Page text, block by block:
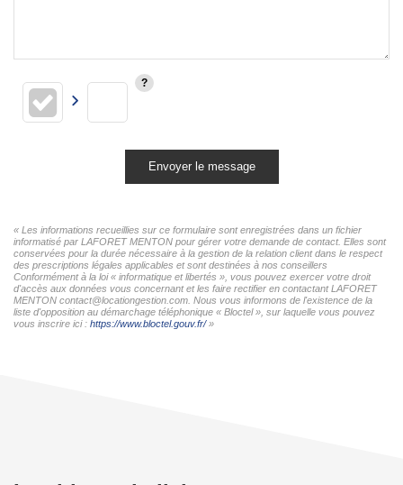
Envoyer le message
« Les informations recueillies sur ce formulaire sont enregistrées dans un fichier
informatisé par LAFORET MENTON pour gérer votre demande de contact. Elles sont
conservées pour la durée nécessaire à la gestion de la relation client dans le respect
des prescriptions légales applicables et sont destinées à nos conseillers
Conformément à la loi « informatique et libertés », vous pouvez exercer votre droit
d'accès aux données vous concernant et les faire rectifier en contactant LAFORET
MENTON contact@locationgestion.com. Nous vous informons de l'existence de la
liste d'opposition au démarchage téléphonique « Bloctel », sur laquelle vous pouvez
vous inscrire ici : https://www.bloctel.gouv.fr/»